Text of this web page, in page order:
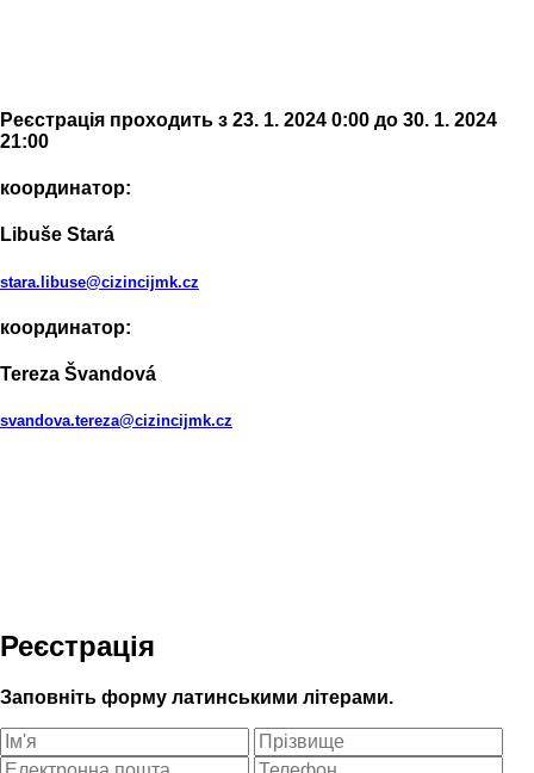
Реєстрація проходить з 23. 1. 2024 0:00 до 30. 1. 2024
21:00
координатор:
Libuše Stará
stara.libuse@cizincijmk.cz
координатор:
Tereza Švandová
svandova.tereza@cizincijmk.cz
Реєстрація
Заповніть форму латинськими літерами.